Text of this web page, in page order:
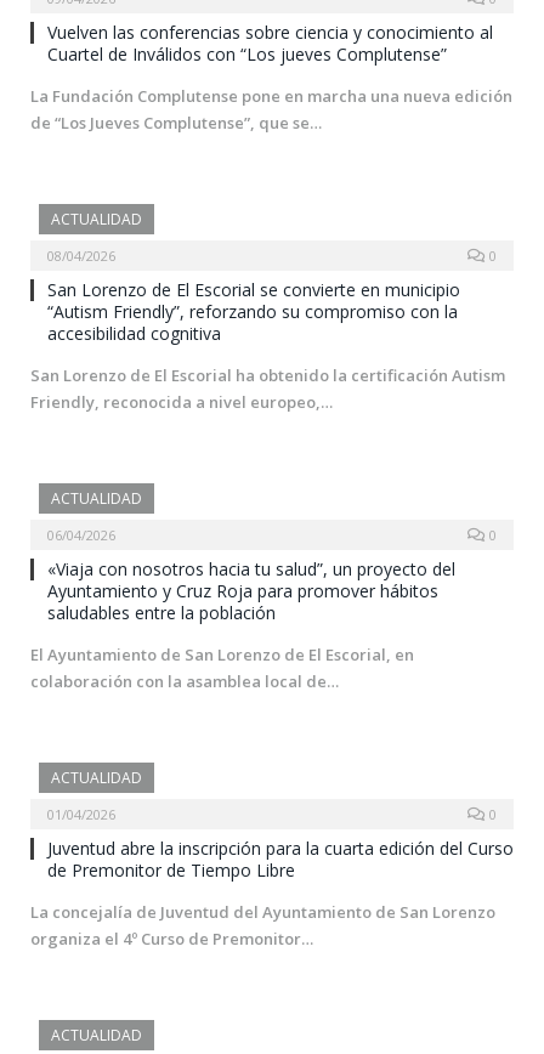
Vuelven las conferencias sobre ciencia y conocimiento al
Cuartel de Inválidos con “Los jueves Complutense”
La Fundación Complutense pone en marcha una nueva edición
de “Los Jueves Complutense”, que se…
ACTUALIDAD
08/04/2026 0
San Lorenzo de El Escorial se convierte en municipio
“Autism Friendly”, reforzando su compromiso con la
accesibilidad cognitiva
San Lorenzo de El Escorial ha obtenido la certificación Autism
Friendly, reconocida a nivel europeo,…
ACTUALIDAD
06/04/2026 0
«Viaja con nosotros hacia tu salud”, un proyecto del
Ayuntamiento y Cruz Roja para promover hábitos
saludables entre la población
El Ayuntamiento de San Lorenzo de El Escorial, en
colaboración con la asamblea local de…
ACTUALIDAD
01/04/2026 0
Juventud abre la inscripción para la cuarta edición del Curso
de Premonitor de Tiempo Libre
La concejalía de Juventud del Ayuntamiento de San Lorenzo
organiza el 4º Curso de Premonitor…
ACTUALIDAD